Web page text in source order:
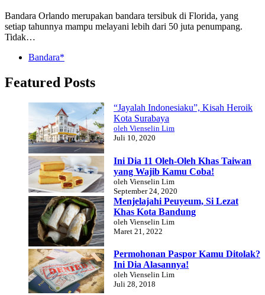
Bandara Orlando merupakan bandara tersibuk di Florida, yang
setiap tahunnya mampu melayani lebih dari 50 juta penumpang.
Tidak…
Bandara*
Featured Posts
“Jayalah Indonesiaku”, Kisah Heroik
Kota Surabaya
oleh Vienselin Lim
Juli 10, 2020
Ini Dia 11 Oleh-Oleh Khas Taiwan
yang Wajib Kamu Coba!
oleh Vienselin Lim
September 24, 2020
Menjelajahi Peuyeum, Si Lezat
Khas Kota Bandung
oleh Vienselin Lim
Maret 21, 2022
Permohonan Paspor Kamu Ditolak?
Ini Dia Alasannya!
oleh Vienselin Lim
Juli 28, 2018